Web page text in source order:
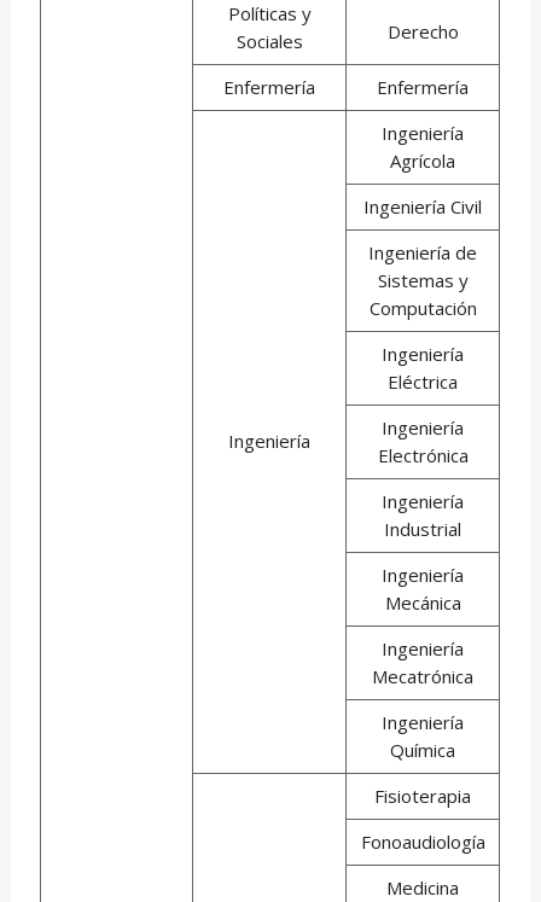
Políticas y
Sociales
Derecho
Enfermería Enfermería
Ingeniería
Ingeniería
Agrícola
Ingeniería Civil
Ingeniería de
Sistemas y
Computación
Ingeniería
Eléctrica
Ingeniería
Electrónica
Ingeniería
Industrial
Ingeniería
Mecánica
Ingeniería
Mecatrónica
Ingeniería
Química
Fisioterapia
Fonoaudiología
Medicina